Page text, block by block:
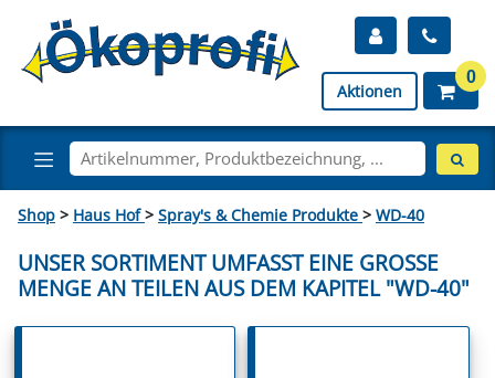
Aktionen
0
Shop > Haus Hof> Spray's & Chemie Produkte > WD-40
UNSER SORTIMENT UMFASST EINE GROSSE M
ENGE AN TEILEN AUS DEM KAPITEL "WD-40"